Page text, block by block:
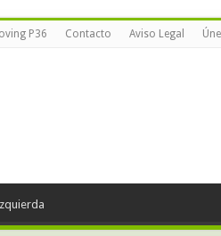
P36 Contacto Aviso Legal